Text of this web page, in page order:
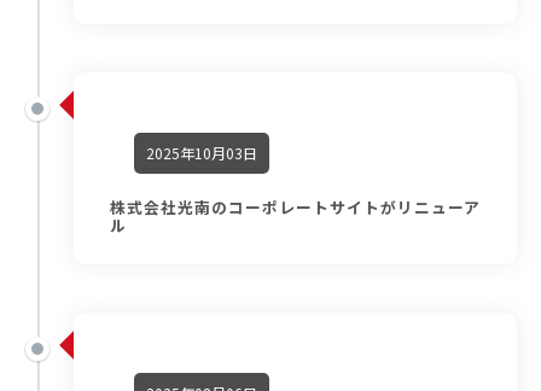
2025年10月03日
株式会社光南のコーポレートサイトがリニューア
ル